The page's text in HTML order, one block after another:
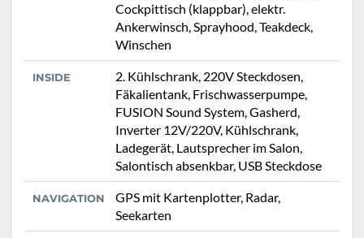
Cockpittisch (klappbar), elektr.
Ankerwinsch, Sprayhood, Teakdeck,
Winschen
INSIDE
2. Kühlschrank, 220V Steckdosen,
Fäkalientank, Frischwasserpumpe,
FUSION Sound System, Gasherd,
Inverter 12V/220V, Kühlschrank,
Ladegerät, Lautsprecher im Salon,
Salontisch absenkbar, USB Steckdose
NAVIGATION
GPS mit Kartenplotter, Radar,
Seekarten